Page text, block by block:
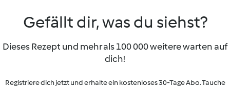
Gefällt dir, was du siehst?
Dieses Rezept und mehr als 100 000 weitere warten auf
dich!
Registriere dich jetzt und erhalte ein kostenloses 30-Tage Abo. Tauche